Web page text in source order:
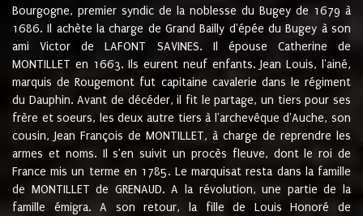
Bourgogne, premier syndic de la noblesse du Bugey de 1679 à
1686. Il achète la charge de Grand Bailly d'épée du Bugey à son
ami Victor de LAFONT SAVINES. Il épouse Catherine de
MONTILLET en 1663. Ils eurent neuf enfants. Jean Louis, l'ainé,
marquis de Rougemont fut capitaine cavalerie dans le régiment
du Dauphin. Avant de décéder, il fit le partage, un tiers pour ses
frère et soeurs, les deux autre tiers à l'archevêque d'Auche, son
cousin, Jean François de MONTILLET, à charge de reprendre les
armes et noms. Il s'en suivit un procès fleuve, dont le roi de
France mis un terme en 1785. Le marquisat resta dans la famille
de MONTILLET de GRENAUD. A la révolution, une partie de la
famille émigra. A son retour, la fille de Louis Honoré de